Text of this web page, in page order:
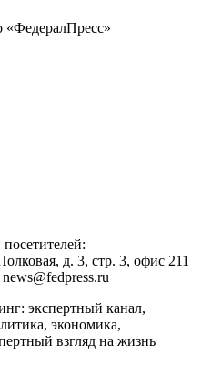
д. 3, стр. 3, офис 211
news@fedpress.ru
экспертный канал,
экономика,
взгляд на жизнь